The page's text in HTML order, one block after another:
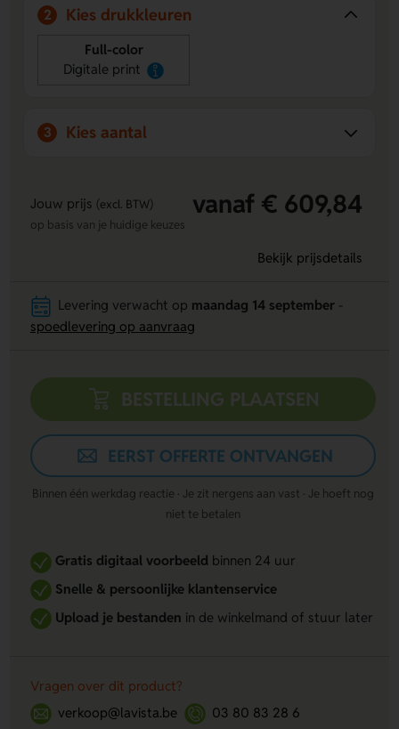
Duidelijk overzicht:Vijf maanden overzichtelijk op één
pagina.
Volledig gepersonaliseerd:
colour bedrukking voor maximale zichtbaarheid.
2 Kies drukkleuren
Full-color
Digitale print
3 Kies aantal
Jouw prijs (excl. BTW) vanaf € 609,84
op basis van je huidige keuzes
Bekijk prijsdetails
Levering verwacht op maandag 14 september
spoedlevering op aanvraag
BESTELLING PLAATSEN
EERST OFFERTE ONTVANGEN
Binnen één werkdag reactie · Je zit nergens aan vast · Je hoeft nog
niet te betalen
Gratis digitaal voorbeeld binnen 24 uur
Snelle & persoonlijke klantenservice
Upload je bestanden in de winkelmand of stuur later
Vragen over dit product?
verkoop@lavista.be
03 80 83 28 6